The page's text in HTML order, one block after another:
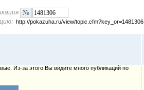
http://pokazuha.ru/view/topic.cfm?key_or=1481306
Из-за этого Вы видите много публикаций по